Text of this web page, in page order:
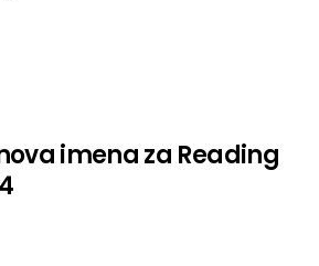
imena za Reading